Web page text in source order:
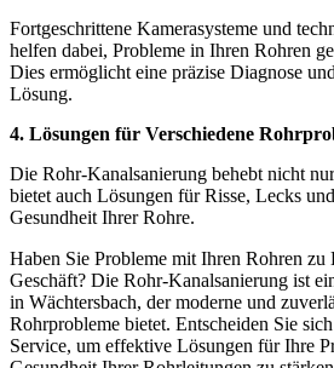
Fortgeschrittene Kamerasysteme und
helfen dabei, Probleme in Ihren Rohren
Dies ermöglicht eine präzise Diagnose
Lösung.
4. Lösungen für Verschiedene
Die Rohr-Kanalsanierung behebt nicht
bietet auch Lösungen für Risse, Lecks
Gesundheit Ihrer Rohre.
Haben Sie Probleme mit Ihren Rohren zu
Geschäft? Die Rohr-Kanalsanierung ist
in Wächtersbach, der moderne und
Rohrprobleme bietet. Entscheiden Sie
Service, um effektive Lösungen für Ihre